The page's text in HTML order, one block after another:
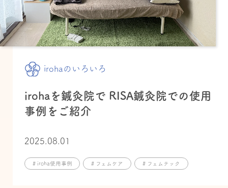
irohaのいろいろ
irohaを鍼灸院で RISA鍼灸院での使用
事例をご紹介
2025.08.01
# iroha使用事例 # フェムケア # フェムテック